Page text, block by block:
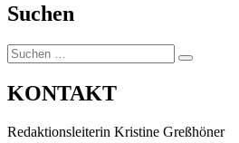
Suchen
Suchen
nach:
Suchen
KONTAKT
Redaktionsleiterin Kristine Greßhöner